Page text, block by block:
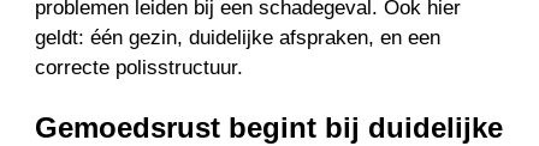
problemen leiden bij een schadegeval. Ook hier
geldt: één gezin, duidelijke afspraken, en een
correcte polisstructuur.
Gemoedsrust begint bij duidelijke